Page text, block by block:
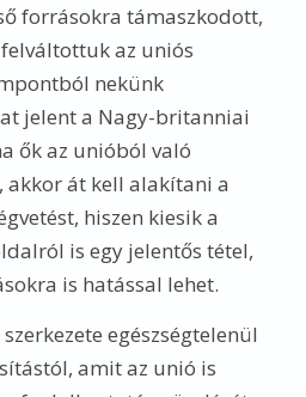
forrásokra támaszkodott,
az uniós
nekünk
jelent a Nagy-britanniai
ők az unióból való
akkor át kell alakítani a
hiszen kiesik a
is egy jelentős tétel,
is hatással lehet.
egészségtelenül
amit az unió is